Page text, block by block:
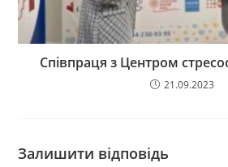
Співпраця з Центром
21.09.2023
Залишити відповідь